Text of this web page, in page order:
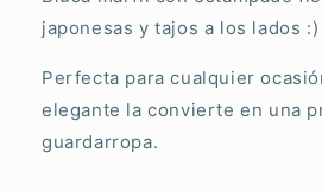
japonesas y tajos a los lados :)
Perfecta para cualquier
elegante la convierte en una
guardarropa.